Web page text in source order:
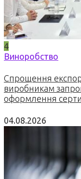
4
Виноробство
Спрощення
виробникам
оформлення
04.08.2026